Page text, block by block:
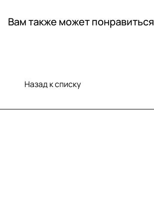
Вам также может понравиться
Назад к списку